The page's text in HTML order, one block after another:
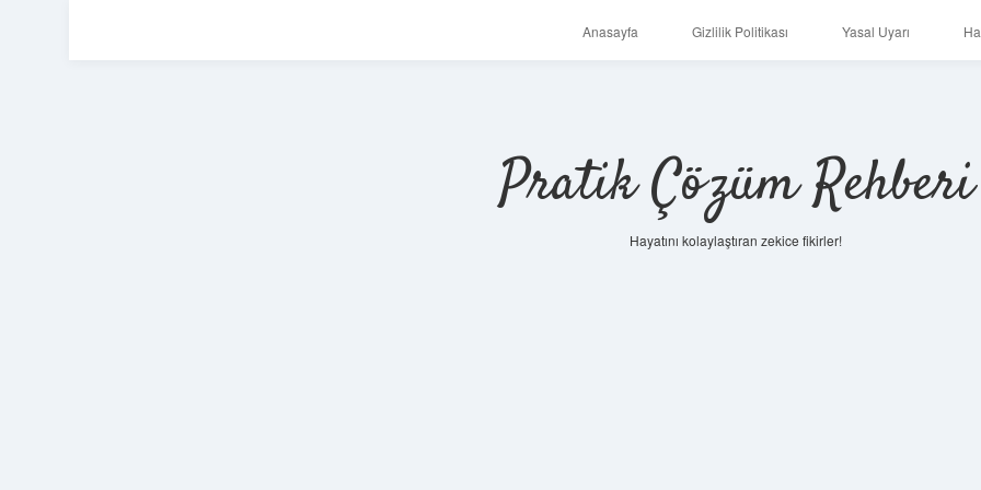
Anasayfa Gizlilik Politikası Yasal Uyarı
Pratik Çözüm Rehberi
Hayatını kolaylaştıran zekice fikirler!